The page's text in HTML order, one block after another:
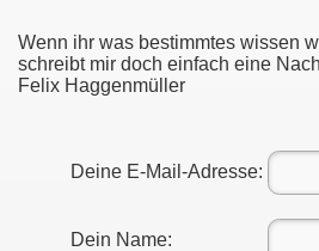
Wenn ihr was bestimmtes wissen
schreibt mir doch einfach eine
Felix Haggenmüller
Deine E-Mail-Adresse:
Dein Name: